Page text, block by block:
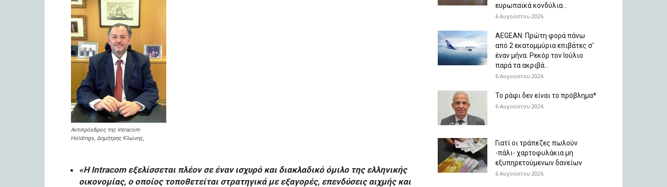
Αντιπρόεδρος της Intracom
Holdings, Δημήτρης Κλώνης,
«Η Intracom εξελίσσεται πλέον σε έναν ισχυρό και διακλαδικό όμιλο της ελληνικής
οικονομίας, ο οποίος τοποθετείται στρατηγικά με εξαγορές, επενδύσεις αιχμής και
ευρωπαϊκά κονδύλια...
6 Αυγούστου 2026
AEGEAN: Πρώτη φορά πάνω
από 2 εκατομμύρια επιβάτες σ’
έναν μήνα. Ρεκόρ τον Ιούλιο
παρά τα ακριβά...
6 Αυγούστου 2026
Το ράφι δεν είναι το πρόβλημα*
6 Αυγούστου 2026
Γιατί οι τράπεζες πωλούν
-πάλι- χαρτοφυλάκια μη
εξυπηρετούμενων δανείων
6 Αυγούστου 2026